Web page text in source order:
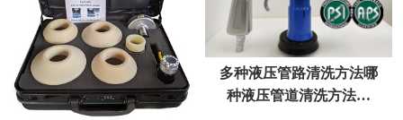
多种液压管路清洗方法哪
种液压管道清洗方法有